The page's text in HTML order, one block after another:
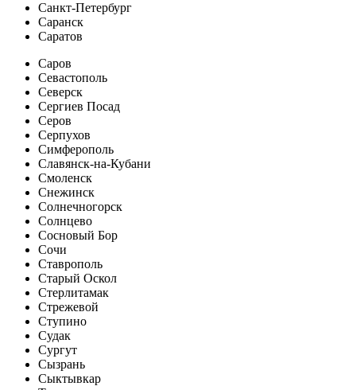
Санкт-Петербург
Саранск
Саратов
Саров
Севастополь
Северск
Сергиев Посад
Серов
Серпухов
Симферополь
Славянск-на-Кубани
Смоленск
Снежинск
Солнечногорск
Солнцево
Сосновый Бор
Сочи
Ставрополь
Старый Оскол
Стерлитамак
Стрежевой
Ступино
Судак
Сургут
Сызрань
Сыктывкар